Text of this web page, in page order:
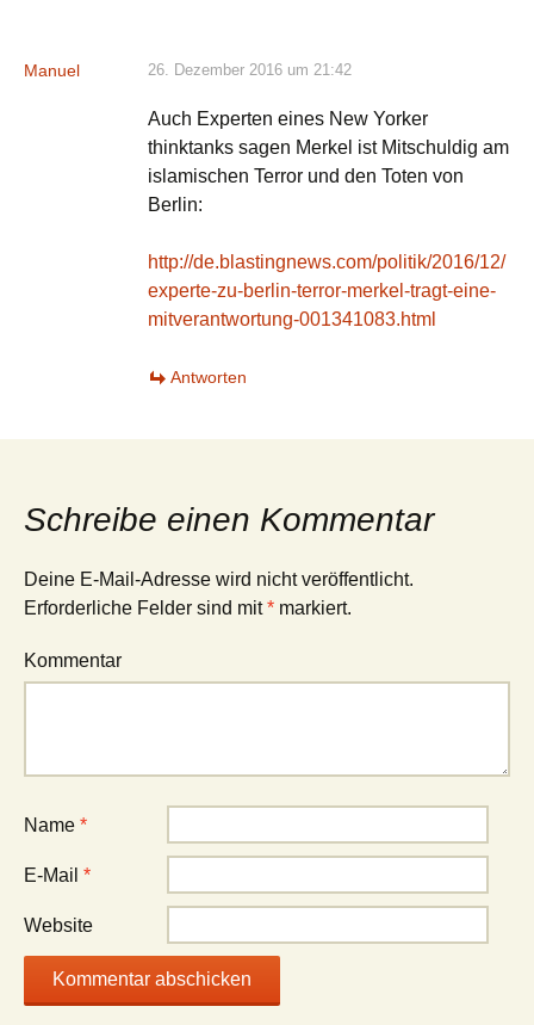
Manuel 26. Dezember 2016 um 21:42
Auch Experten eines New Yorker
thinktanks sagen Merkel ist Mitschuldig am
islamischen Terror und den Toten von
Berlin:
http://de.blastingnews.com/politik/2016/12/
experte-zu-berlin-terror-merkel-tragt-eine-
mitverantwortung-001341083.html
Antworten
Schreibe einen Kommentar
Deine E-Mail-Adresse wird nicht veröffentlicht.
Erforderliche Felder sind mit* markiert.
Kommentar
Name *
E-Mail *
Website